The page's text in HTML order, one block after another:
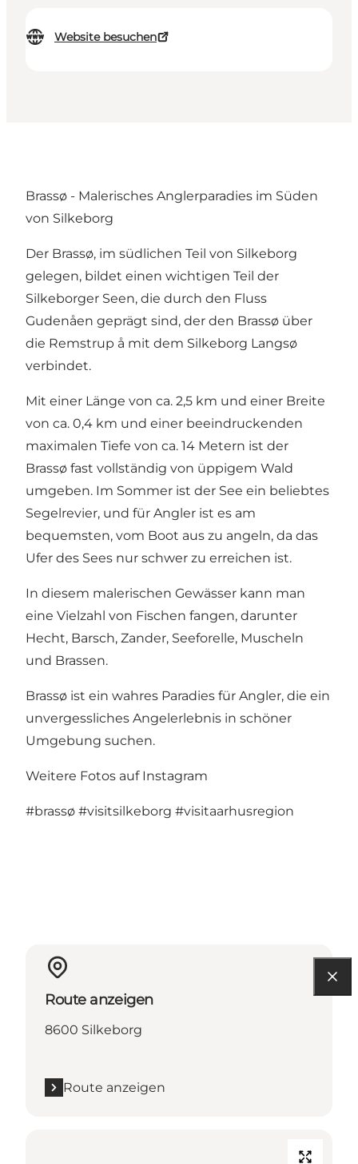
Website besuchen
Brassø - Malerisches Anglerparadies im Süden
von Silkeborg
Der Brassø, im südlichen Teil von Silkeborg
gelegen, bildet einen wichtigen Teil der
Silkeborger Seen, die durch den Fluss
Gudenåen geprägt sind, der den Brassø über
die Remstrup å mit dem Silkeborg Langsø
verbindet.
Mit einer Länge von ca. 2,5 km und einer Breite
von ca. 0,4 km und einer beeindruckenden
maximalen Tiefe von ca. 14 Metern ist der
Brassø fast vollständig von üppigem Wald
umgeben. Im Sommer ist der See ein beliebtes
Segelrevier, und für Angler ist es am
bequemsten, vom Boot aus zu angeln, da das
Ufer des Sees nur schwer zu erreichen ist.
In diesem malerischen Gewässer kann man
eine Vielzahl von Fischen fangen, darunter
Hecht, Barsch, Zander, Seeforelle, Muscheln
und Brassen.
Brassø ist ein wahres Paradies für Angler, die ein
unvergessliches Angelerlebnis in schöner
Umgebung suchen.
Weitere Fotos auf Instagram
#brassø #visitsilkeborg #visitaarhusregion
Route anzeigen
8600 Silkeborg
Route anzeigen